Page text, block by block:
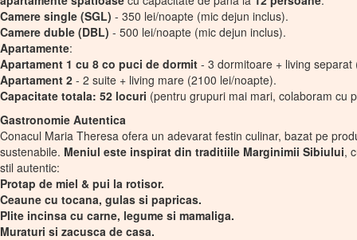
Camere single (SGL) - 350 lei/noapte (mic dejun inclus).
Camere duble (DBL) - 500 lei/noapte (mic dejun inclus).
Apartamente:
Apartament 1 cu 8 co puci de dormit - 3 dormitoare + living
Apartament 2 - 2 suite + living mare (2100 lei/noapte).
Capacitate totala: 52 locuri (pentru grupuri mai mari, colaboram cu
Gastronomie Autentica
Conacul Maria Theresa ofera un adevarat festin culinar, bazat pe
sustenabile. Meniul este inspirat din traditiile Marginimii Sibiului,
stil autentic:
Protap de miel & pui la rotisor.
Ceaune cu tocana, gulas si papricas.
Plite incinsa cu carne, legume si mamaliga.
Muraturi si zacusca de casa.